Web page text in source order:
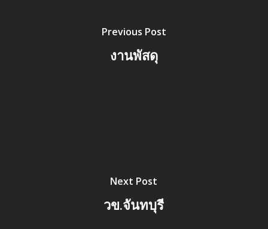
Previous Post
งานพัสดุ
Next Post
วข.จันทบุรี